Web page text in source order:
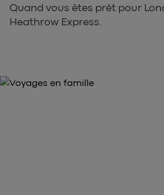
Quand vous êtes prêt pour
Heathrow Express.